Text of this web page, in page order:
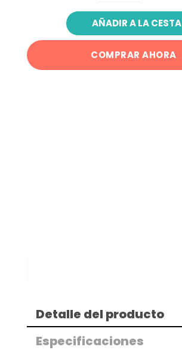
AÑADIR A LA CESTA
COMPRAR
Detalle del producto
Especificaciones